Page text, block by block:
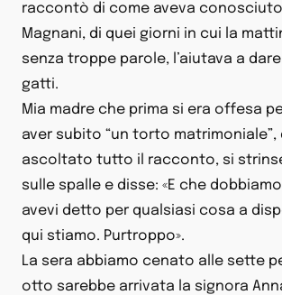
raccontò di come aveva
Magnani, di quei giorni in cui la
senza troppe parole, l’aiutava a
gatti.
Mia madre che prima si era offesa
aver subito “un torto matrimoniale”,
ascoltato tutto il racconto, si
sulle spalle e disse: «E che
avevi detto per qualsiasi cosa a
qui stiamo. Purtroppo».
La sera abbiamo cenato alle sette
otto sarebbe arrivata la signora